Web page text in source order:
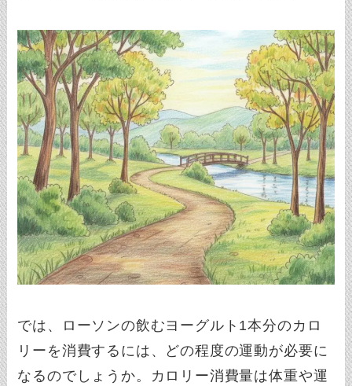
では、ローソンの飲むヨーグルト1本分のカロ
リーを消費するには、どの程度の運動が必要に
なるのでしょうか。カロリー消費量は体重や運